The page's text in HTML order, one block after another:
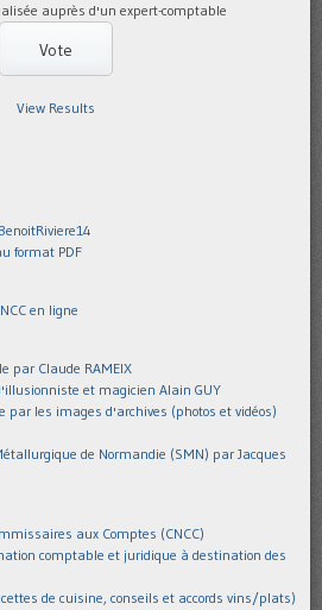
auprès d'un expert-comptable
View Results
format PDF
en ligne
par Claude RAMEIX
et magicien Alain GUY
par les images d'archives (photos et vidéos)
de Normandie (SMN) par Jacques
aux Comptes (CNCC)
comptable et juridique à destination des
de cuisine, conseils et accords vins/plats)